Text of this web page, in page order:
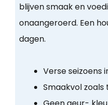
blijven smaak en
onaangeroerd. Een
dagen.
Verse seizoens
Smaakvol zoals